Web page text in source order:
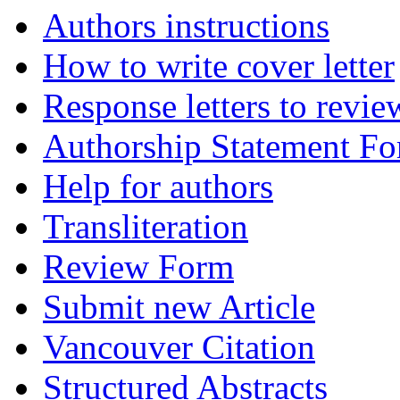
Authors instructions
How to write cover letter
Response letters to
Authorship Statement
Help for authors
Transliteration
Review Form
Submit new Article
Vancouver Citation
Structured Abstracts